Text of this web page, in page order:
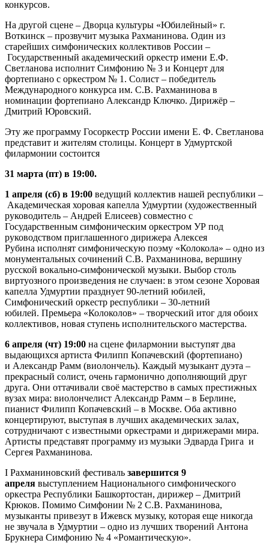
конкурсов.
На другой сцене – Дворца культуры «Юбилейный» г.
Воткинск – прозвучит музыка Рахманинова. Один из
старейших симфонических коллективов России –
Государственный академический оркестр имени Е.Ф.
Светланова исполнит Симфонию № 3 и Концерт для
фортепиано с оркестром № 1. Солист – победитель
Международного конкурса им. С.В. Рахманинова в
номинации фортепиано Александр Ключко. Дирижёр –
Дмитрий Юровский.
Эту же программу Госоркестр России имени Е. Ф. Светланова
представит и жителям столицы. Концерт в Удмуртской
филармонии состоится
31 марта (пт) в 19:00.
1 апреля (сб) в 19:00 ведущий коллектив нашей республики –
Академическая хоровая капелла Удмуртии (художественный
руководитель – Андрей Елисеев) совместно с
Государственным симфоническим оркестром УР под
руководством приглашенного дирижера Алексея
Рубина исполнят симфоническую поэму «Колокола» – одно из
монументальных сочинений С.В. Рахманинова, вершину
русской вокально-симфонической музыки. Выбор столь
виртуозного произведения не случаен: в этом сезоне Хоровая
капелла Удмуртии празднует 90-летний юбилей,
Симфонический оркестр республики – 30-летний
юбилей. Премьера «Колоколов» – творческий итог для обоих
коллективов, новая ступень исполнительского мастерства.
6 апреля (чт) 19:00 на сцене филармонии выступят два
выдающихся артиста Филипп Копачевский (фортепиано)
и Александр Рамм (виолончель). Каждый музыкант дуэта –
прекрасный солист, очень гармонично дополняющий друг
друга. Они оттачивали своё мастерство в самых престижных
вузах мира: виолончелист Александр Рамм – в Берлине,
пианист Филипп Копачевский – в Москве. Оба активно
концертируют, выступая в лучших академических залах,
сотрудничают с известными оркестрами и дирижерами мира.
Артисты представят программу из музыки Эдварда Грига и
Сергея Рахманинова.
I Рахманиновский фестиваль завершится 9
апреля выступлением Национального симфонического
оркестра Республики Башкортостан, дирижер – Дмитрий
Крюков. Помимо Симфонии № 2 С.В. Рахманинова,
музыканты привезут в Ижевск музыку, которая еще никогда
не звучала в Удмуртии – одно из лучших творений Антона
Брукнера Симфонию № 4 «Романтическую».